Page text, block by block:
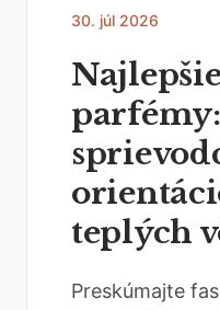
30. júl 2026
teplých
Preskúmajte